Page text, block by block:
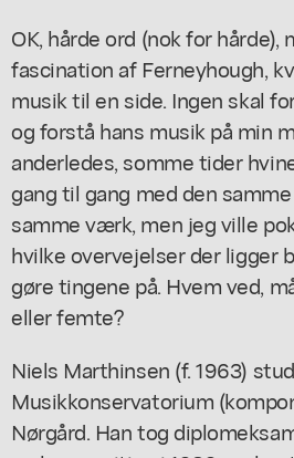
OK, hårde ord (nok for hårde),
fascination af Ferneyhough,
musik til en side. Ingen skal
og forstå hans musik på min
anderledes, somme tider
gang til gang med den
samme værk, men jeg ville
hvilke overvejelser der ligger
gøre tingene på. Hvem ved,
eller femte?
Niels Marthinsen (f. 1963)
Musikkonservatorium
Nørgård. Han tog